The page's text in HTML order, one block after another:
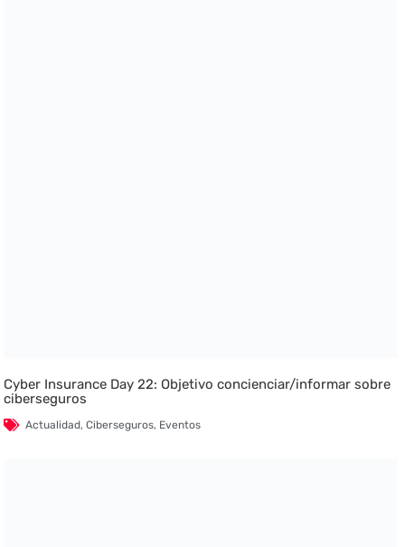
Cyber Insurance Day 22: Objetivo concienciar/informar sobre
ciberseguros
Actualidad,Ciberseguros, Eventos